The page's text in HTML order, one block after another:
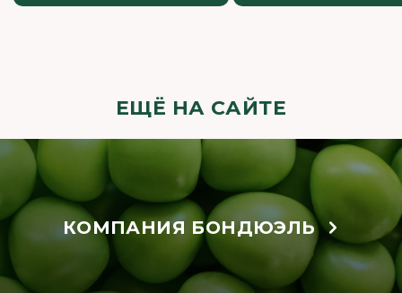
ЕЩЁ НА САЙТЕ
КОМПАНИЯ БОНДЮЭЛЬ